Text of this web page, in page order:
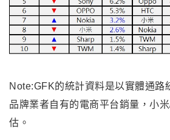
Note:GFK的統計資料是以實體通路
品牌業者自有的電商平台銷量，小
估。